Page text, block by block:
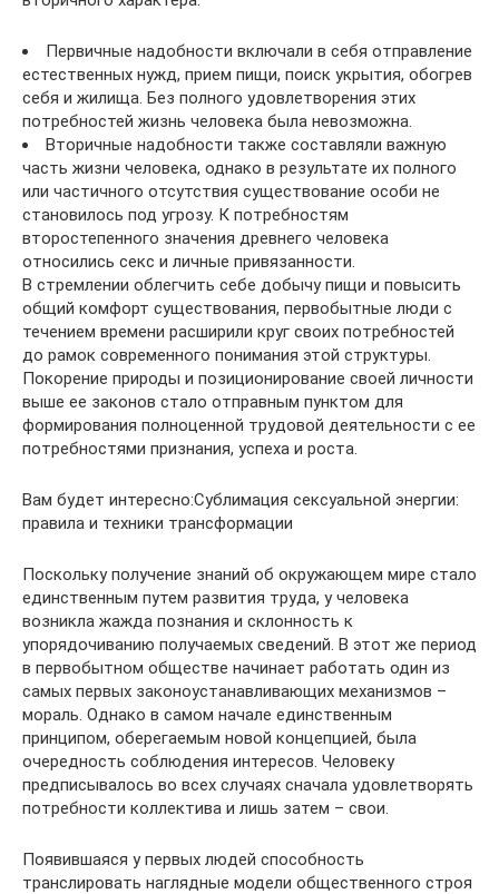
Первичные надобности включали в себя отправление
естественных нужд, прием пищи, поиск укрытия, обогрев
себя и жилища. Без полного удовлетворения этих
потребностей жизнь человека была невозможна.
Вторичные надобности также составляли важную
часть жизни человека, однако в результате их полного
или частичного отсутствия существование особи не
становилось под угрозу. К потребностям
второстепенного значения древнего человека
относились секс и личные привязанности.
В стремлении облегчить себе добычу пищи и повысить
общий комфорт существования, первобытные люди с
течением времени расширили круг своих потребностей
до рамок современного понимания этой структуры.
Покорение природы и позиционирование своей личности
выше ее законов стало отправным пунктом для
формирования полноценной трудовой деятельности с ее
потребностями признания, успеха и роста.
Вам будет интересно:Сублимация сексуальной энергии:
правила и техники трансформации
Поскольку получение знаний об окружающем мире стало
единственным путем развития труда, у человека
возникла жажда познания и склонность к
упорядочиванию получаемых сведений. В этот же период
в первобытном обществе начинает работать один из
самых первых законоустанавливающих механизмов –
мораль. Однако в самом начале единственным
принципом, оберегаемым новой концепцией, была
очередность соблюдения интересов. Человеку
предписывалось во всех случаях сначала удовлетворять
потребности коллектива и лишь затем – свои.
Появившаяся у первых людей способность
транслировать наглядные модели общественного строя